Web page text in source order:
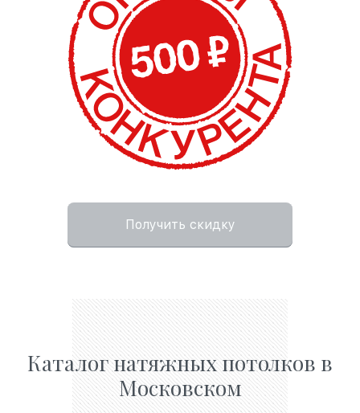
Получить скидку
Каталог натяжных потолков в
Московском